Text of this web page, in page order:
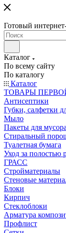
Готовый
Каталог
По всему сайту
По каталогу
Каталог
ТОВАРЫ
Антисептики
Губки, салфетки
Мыло
Пакеты для
Стиральный
Туалетная бумага
Уход за полостью
ГРАСС
Стройматериалы
Стеновые
Блоки
Кирпич
Стеклоблоки
Арматура
Профлист